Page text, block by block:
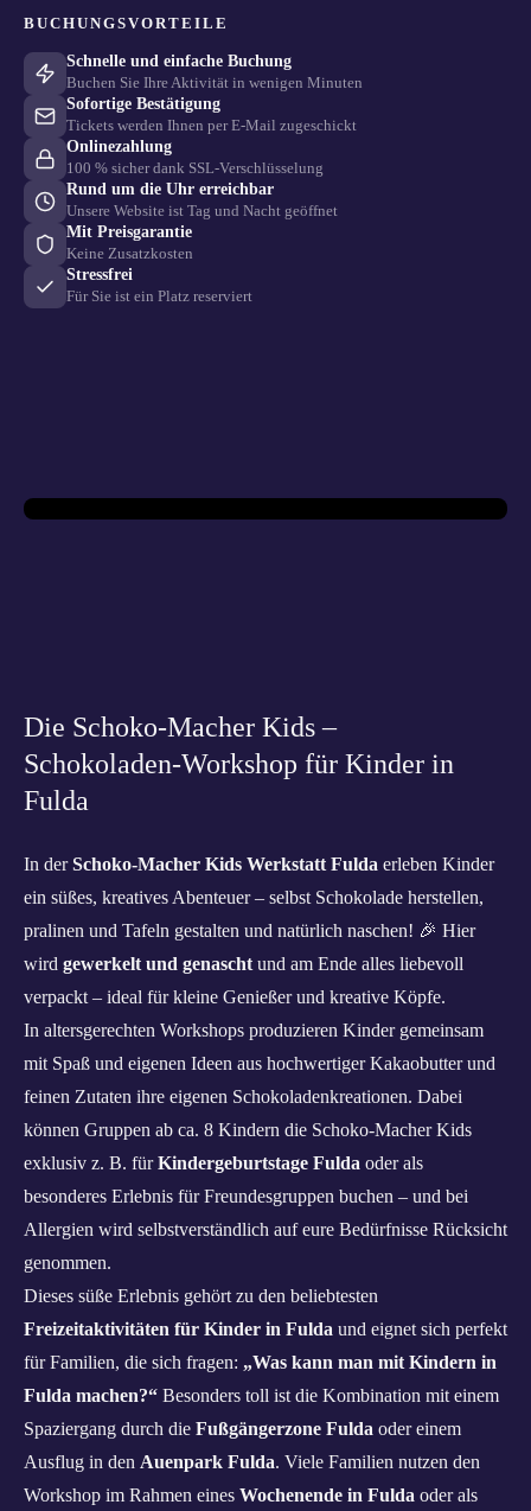
BUCHUNGSVORTEILE
Schnelle und einfache Buchung
Buchen Sie Ihre Aktivität in wenigen Minuten
Sofortige Bestätigung
Tickets werden Ihnen per E-Mail zugeschickt
Onlinezahlung
100 % sicher dank SSL-Verschlüsselung
Rund um die Uhr erreichbar
Unsere Website ist Tag und Nacht geöffnet
Mit Preisgarantie
Keine Zusatzkosten
Stressfrei
Für Sie ist ein Platz reserviert
(USA) übertragen.
Die Schoko‑Macher Kids –
Schokoladen‑Workshop für Kinder in
Fulda
In derSchoko‑Macher Kids Werkstatt Fulda erleben Kinder
ein süßes, kreatives Abenteuer – selbst Schokolade herstellen,
pralinen und Tafeln gestalten und natürlich naschen! 🎉 Hier
wird gewerkelt und genascht und am Ende alles liebevoll
verpackt – ideal für kleine Genießer und kreative Köpfe.
In altersgerechten Workshops produzieren Kinder gemeinsam
mit Spaß und eigenen Ideen aus hochwertiger Kakaobutter und
feinen Zutaten ihre eigenen Schokoladenkreationen. Dabei
können Gruppen ab ca. 8 Kindern die Schoko‑Macher Kids
exklusiv z. B. fürKindergeburtstage Fulda oder als
besonderes Erlebnis für Freundesgruppen buchen – und bei
Allergien wird selbstverständlich auf eure Bedürfnisse Rücksicht
genommen.
Dieses süße Erlebnis gehört zu den beliebtesten
Freizeitaktivitäten für Kinder in Fulda und eignet sich perfekt
für Familien, die sich fragen: „Was kann man mit Kindern in
Fulda machen?“ Besonders toll ist die Kombination mit einem
Spaziergang durch die Fußgängerzone Fulda oder einem
Ausflug in den Auenpark Fulda. Viele Familien nutzen den
Workshop im Rahmen eines Wochenende in Fulda oder als